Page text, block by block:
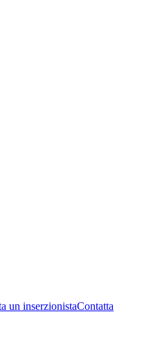
un inserzionistaContatta